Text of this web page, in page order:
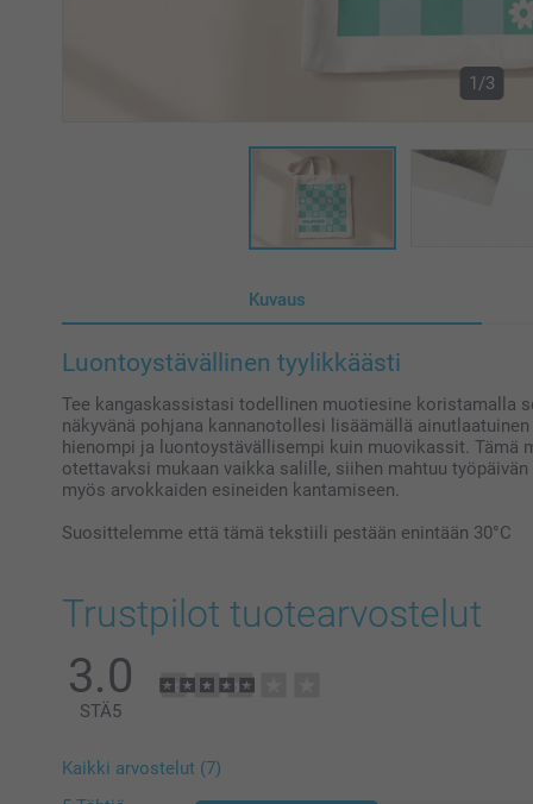
1/3
Kuvaus
Luontoystävällinen tyylikkäästi
Tee kangaskassistasi todellinen muotiesine koristamalla
näkyvänä pohjana kannanotollesi lisäämällä
hienompi ja luontoystävällisempi kuin muovikassit. Tämä
otettavaksi mukaan vaikka salille, siihen mahtuu
myös arvokkaiden esineiden kantamiseen.
Suosittelemme että tämä tekstiili pestään enintään 30°C
Trustpilot tuotearvostelut
3.0
STÄ5
Kaikki arvostelut (7)